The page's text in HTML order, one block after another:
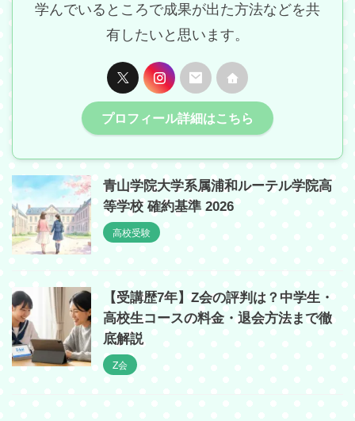
学んでいるところで成果が出た方法などを共
有したいと思います。
プロフィール詳細はこちら
青山学院大学系属浦和ルーテル学院高
等学校 確約基準 2026
高校受験
【受講歴7年】Z会の評判は？中学生・
高校生コースの料金・退会方法まで徹
底解説
Z会